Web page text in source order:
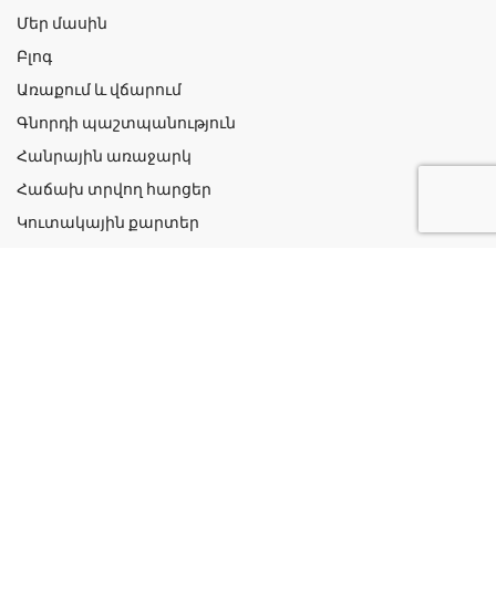
Մեր մասին
Բլոգ
Առաքում և վճարում
Գնորդի պաշտպանություն
Հանրային առաջարկ
Հաճախ տրվող հարցեր
Կուտակային քարտեր